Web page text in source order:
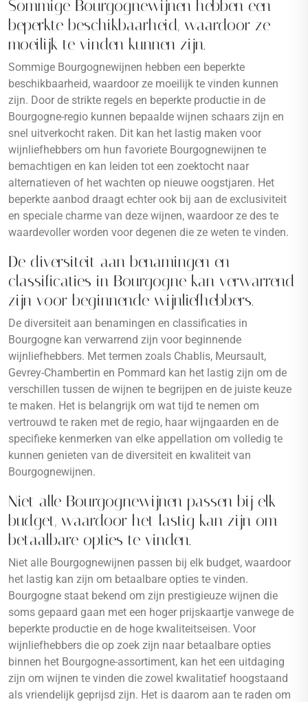
Sommige Bourgognewijnen hebben een
beperkte beschikbaarheid, waardoor ze
moeilijk te vinden kunnen zijn.
Sommige Bourgognewijnen hebben een beperkte
beschikbaarheid, waardoor ze moeilijk te vinden kunnen
zijn. Door de strikte regels en beperkte productie in de
Bourgogne-regio kunnen bepaalde wijnen schaars zijn en
snel uitverkocht raken. Dit kan het lastig maken voor
wijnliefhebbers om hun favoriete Bourgognewijnen te
bemachtigen en kan leiden tot een zoektocht naar
alternatieven of het wachten op nieuwe oogstjaren. Het
beperkte aanbod draagt echter ook bij aan de exclusiviteit
en speciale charme van deze wijnen, waardoor ze des te
waardevoller worden voor degenen die ze weten te vinden.
De diversiteit aan benamingen en
classificaties in Bourgogne kan verwarrend
zijn voor beginnende wijnliefhebbers.
De diversiteit aan benamingen en classificaties in
Bourgogne kan verwarrend zijn voor beginnende
wijnliefhebbers. Met termen zoals Chablis, Meursault,
Gevrey-Chambertin en Pommard kan het lastig zijn om de
verschillen tussen de wijnen te begrijpen en de juiste keuze
te maken. Het is belangrijk om wat tijd te nemen om
vertrouwd te raken met de regio, haar wijngaarden en de
specifieke kenmerken van elke appellation om volledig te
kunnen genieten van de diversiteit en kwaliteit van
Bourgognewijnen.
Niet alle Bourgognewijnen passen bij elk
budget, waardoor het lastig kan zijn om
betaalbare opties te vinden.
Niet alle Bourgognewijnen passen bij elk budget, waardoor
het lastig kan zijn om betaalbare opties te vinden.
Bourgogne staat bekend om zijn prestigieuze wijnen die
soms gepaard gaan met een hoger prijskaartje vanwege de
beperkte productie en de hoge kwaliteitseisen. Voor
wijnliefhebbers die op zoek zijn naar betaalbare opties
binnen het Bourgogne-assortiment, kan het een uitdaging
zijn om wijnen te vinden die zowel kwalitatief hoogstaand
als vriendelijk geprijsd zijn. Het is daarom aan te raden om